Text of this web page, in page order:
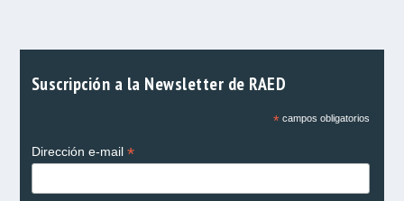
Suscripción a la Newsletter de RAED
*campos obligatorios
Dirección e-mail *